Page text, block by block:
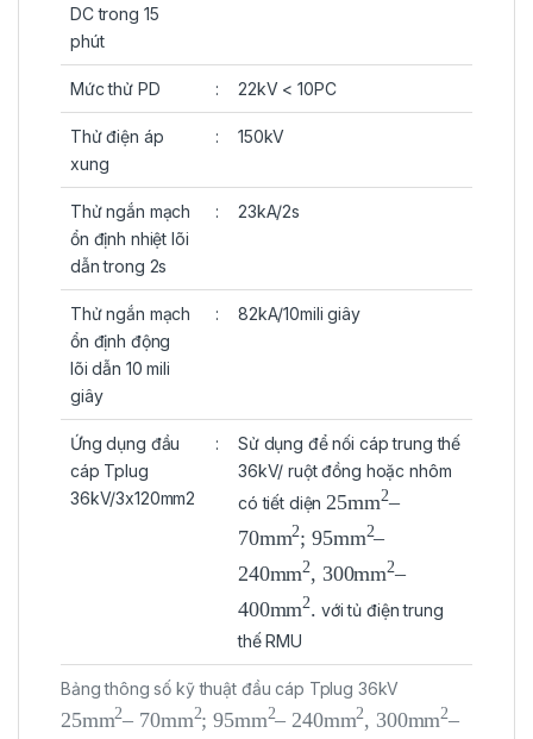
Bảng thông số kỹ thuật đầu cáp Tplug 36kV
25mm2– 70mm2; 95mm2– 240mm2, 300mm2–
DC trong 15
phút
Mức thử PD : 22kV < 10PC
Thử điện áp
xung
: 150kV
Thử ngắn mạch
ổn định nhiệt lõi
dẫn trong 2s
: 23kA/2s
Thử ngắn mạch
ổn định động
lõi dẫn 10 mili
giây
: 82kA/10mili giây
Ứng dụng đầu
cáp Tplug
36kV/3x120mm2
:
Sử dụng để nối cáp trung thế
36kV/ ruột đồng hoặc nhôm
có tiết diện 25mm2–
70mm2; 95mm2–
240mm2, 300mm2–
400mm2. với tủ điện trung
thế RMU